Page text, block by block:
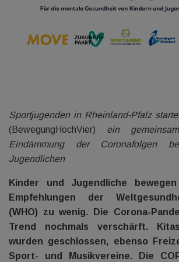
Sportjugenden in Rheinland-Pfalz
(BewegungHochVier) ein
Eindämmung der Coronafolgen
Jugendlichen
Kinder und Jugendliche
Empfehlungen der
(WHO) zu wenig. Die Corona-
Trend nochmals verschärft.
wurden geschlossen, ebenso
Sport- und Musikvereine. Die